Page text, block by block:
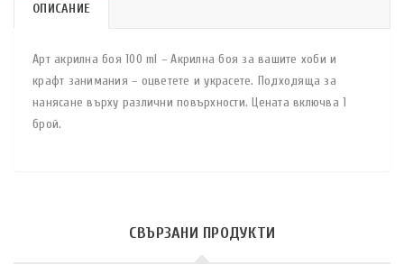
ОПИСАНИЕ
Арт акрилна боя 100 ml – Акрилна боя за вашите хоби и
крафт занимания – оцветете и украсете. Подходяща за
нанясане върху различни повърхности. Цената включва 1
брой.
СВЪРЗАНИ ПРОДУКТИ